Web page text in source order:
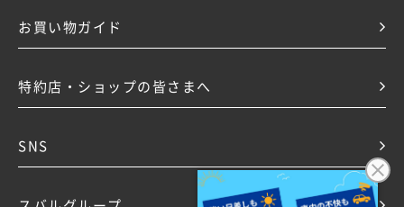
お買い物ガイド
特約店・ショップの皆さまへ
SNS